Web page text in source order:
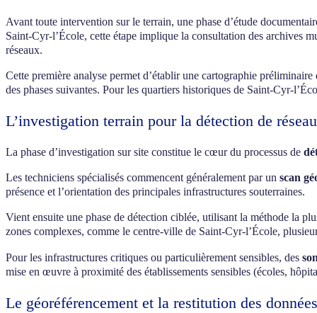
Avant toute intervention sur le terrain, une phase d’étude
Saint-Cyr-l’École, cette étape implique la consultation des archives
réseaux.
Cette première analyse permet d’établir une cartographie
des phases suivantes. Pour les quartiers historiques de Saint-Cyr-
L’investigation terrain pour la détection de
La phase d’investigation sur site constitue le cœur du processus de
Les techniciens spécialisés commencent généralement par un scan
présence et l’orientation des principales infrastructures souterraines.
Vient ensuite une phase de détection ciblée, utilisant la méthode la
zones complexes, comme le centre-ville de Saint-Cyr-l’École,
Pour les infrastructures critiques ou particulièrement sensibles, des
mise en œuvre à proximité des établissements sensibles (écoles,
Le géoréférencement et la restitution des données